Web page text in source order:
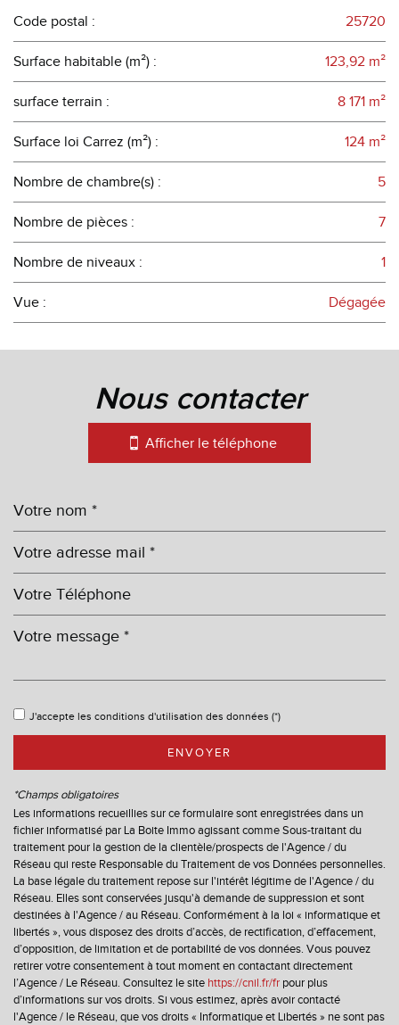
Code postal : 25720
Surface habitable (m²) : 123,92 m²
surface terrain : 8 171 m²
Surface loi Carrez (m²) : 124 m²
Nombre de chambre(s) : 5
Nombre de pièces : 7
Nombre de niveaux : 1
Vue : Dégagée
statistiques
Propriétaires (vs. locataires)
Taxe foncière
22,05 %
Habitants de moins de 25 ans
26,62 %
Habitants de 25 à 55 ans
32,79 %
Habitants de plus de 55 ans
40,60 %
Nombre d'enfants par famille
0,87
Familles sans enfant
55,06 %
Familles avec 1 ou 2 enfants
Maisons
86,51 %
nous contacter
Afficher le téléphone
J'accepte les conditions d'utilisation des données (*)
ENVOYER
*Champs obligatoires
Les informations recueillies sur ce formulaire sont enregistrées dans un
fichier informatisé par La Boite Immo agissant comme Sous-traitant du
traitement pour la gestion de la clientèle/prospects de l'Agence / du
Réseau qui reste Responsable du Traitement de vos Données personnelles.
La base légale du traitement repose sur l'intérêt légitime de l'Agence / du
Réseau. Elles sont conservées jusqu'à demande de suppression et sont
destinées à l'Agence / au Réseau. Conformément à la loi « informatique et
libertés », vous disposez des droits d’accès, de rectification, d’effacement,
d’opposition, de limitation et de portabilité de vos données. Vous pouvez
retirer votre consentement à tout moment en contactant directement
l’Agence / Le Réseau. Consultez le site https://cnil.fr/fr pour plus
d’informations sur vos droits. Si vous estimez, après avoir contacté
l'Agence / le Réseau, que vos droits « Informatique et Libertés » ne sont pas